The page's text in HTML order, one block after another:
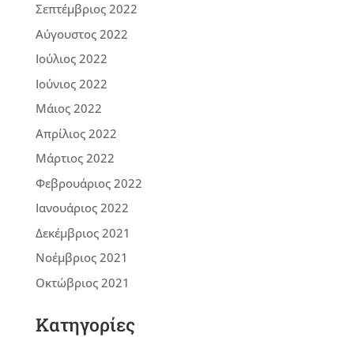
Σεπτέμβριος 2022
Αύγουστος 2022
Ιούλιος 2022
Ιούνιος 2022
Μάιος 2022
Απρίλιος 2022
Μάρτιος 2022
Φεβρουάριος 2022
Ιανουάριος 2022
Δεκέμβριος 2021
Νοέμβριος 2021
Οκτώβριος 2021
Kατηγορίες